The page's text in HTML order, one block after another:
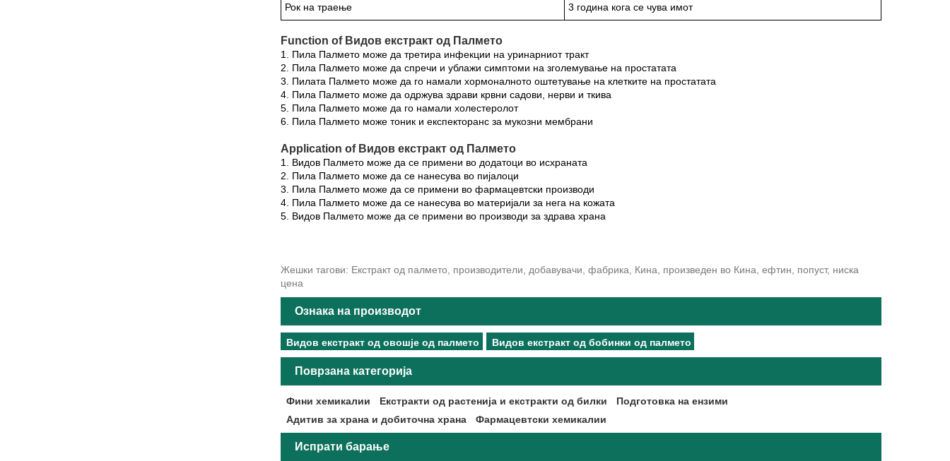
Рок на траење 3 година кога се чува имот
Function of Видов екстракт од Палмето
1. Пила Палмето може да третира инфекции на уринарниот тракт
2. Пила Палмето може да спречи и ублажи симптоми на зголемување на простатата
3. Пилата Палмето може да го намали хормоналното оштетување на клетките на простатата
4. Пила Палмето може да одржува здрави крвни садови, нерви и ткива
5. Пила Палмето може да го намали холестеролот
6. Пила Палмето може тоник и експекторанс за мукозни мембрани
Application of Видов екстракт од Палмето
1. Видов Палмето може да се примени во додатоци во исхраната
2. Пила Палмето може да се нанесува во пијалоци
3. Пила Палмето може да се примени во фармацевтски производи
4. Пила Палмето може да се нанесува во материјали за нега на кожата
5. Видов Палмето може да се примени во производи за здрава храна
Жешки тагови: Екстракт од палмето, производители, добавувачи, фабрика, Кина, произведен во Кина, ефтин, попуст, ниска
цена
Ознака на производот
Видов екстракт од овошје од палмето Видов екстракт од бобинки од палмето
Поврзана категорија
Фини хемикалии Екстракти од растенија и екстракти од билки
Подготовка на ензими
Адитив за храна и добиточна храна
Фармацевтски хемикалии
Испрати барање